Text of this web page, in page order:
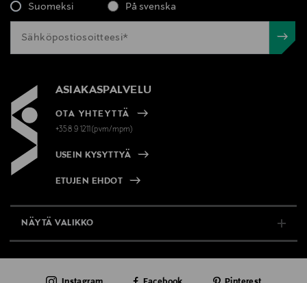
Suomeksi På svenska
ASIAKASPALVELU
OTA YHTEYTTÄ
+358 9 1211(pvm/mpm)
USEIN KYSYTTYÄ
ETUJEN EHDOT
NÄYTÄ VALIKKO